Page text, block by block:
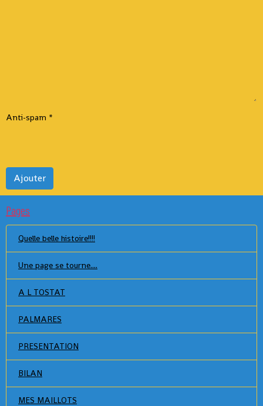
Anti-spam
Ajouter
Pages
Quelle belle histoire!!!!
Une page se tourne....
A L TOSTAT
PALMARES
PRESENTATION
BILAN
MES MAILLOTS